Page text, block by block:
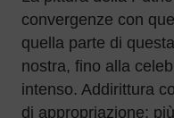
convergenze con
quella parte di
nostra, fino alla
intenso. Addirittura
di appropriazione;